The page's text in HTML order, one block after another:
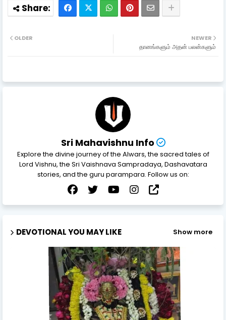
NEWER
தானங்களும் அதன் பலன்களும்
OLDER
Sri Mahavishnu Info
Explore the divine journey of the Alwars, the sacred tales of
Lord Vishnu, the Sri Vaishnava Sampradaya, Dashavatara
stories, and the guru parampara. Follow us on:
DEVOTIONAL YOU MAY LIKE Show more